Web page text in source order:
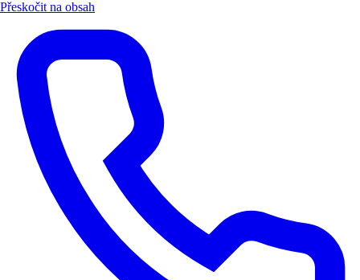
Přeskočit na obsah